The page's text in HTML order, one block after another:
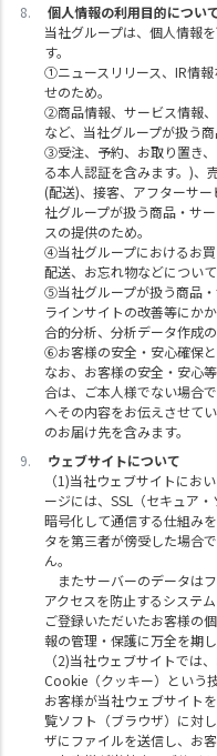
個人情報の利用目的につい
当社グループは、個人情報
す。
①ニュースリリース、IR情
せのため。
②商品情報、サービス情報
など、当社グループが扱う
③受注、予約、お取り置き
る本人認証を含みます。)、
(配送)、接客、アフターサ
社グループが扱う商品・サ
スの提供のため。
④当社グループにおけるお買
配送、お忘れ物などについ
⑤当社グループが扱う商品
ラインサイトの改善等にか
合的分析、分析データ作成の
⑥お客様の安全・安心確保と
なお、お客様の安全・安心
合は、ご本人様でない場合
へその内容をお伝えさせて
のお届け先を含みます。
ウェブサイトについて
（1)当社ウェブサイトにお
ージには、SSL（セキュア
暗号化して通信する仕組み
タを第三者が傍受した場合
ん。
またサーバーのデータは
アクセスを防止するシステ
ご登録いただいたお客様の
報の管理・保護に万全を期し
（2)当社ウェブサイトでは
Cookie（クッキー）という
お客様が当社ウェブサイト
覧ソフト（ブラウザ）に対
ザにファイルを送信し、お